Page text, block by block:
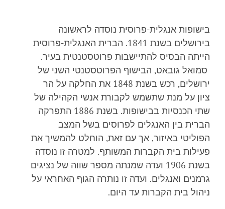
בישופות אנגלית-פרוסית נוסדה לראשונה
בירושלים בשנת 1841. הברית האנגלית-פרוסית
הייתה הבסיס להתיישבות פרוטסטנטית בעיר.
סמואל גובאט, הבישוף הפרוטסטנטי השני של
ירושלים, רכש בשנת 1848 את החלקה על הר
ציון על מנת שתשמש לקבורת אנשי הקהילה של
שתי הכנסיות בבישופות. בשנת 1886 התפרקה
הברית בין האנגלים לפרוסים בשל המצב
הפוליטי באיזור, אך עם זאת, הוחלט להמשיך את
פעילות בית הקברות המשותף. למטרה זו נוסדה
בשנת 1906 ועדה שמנתה מספר שווה של נציגים
גרמנים ואנגלים. ועדה זו נותרה הגוף האחראי על
ניהול בית הקברות עד היום.